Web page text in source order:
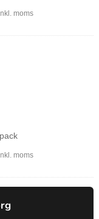
moms
kr.
moms